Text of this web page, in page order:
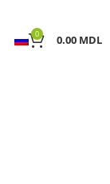
0 0.00 MDL